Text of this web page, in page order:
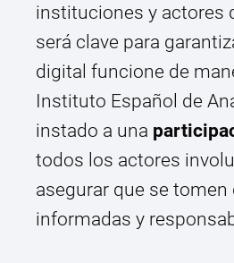
instituciones y actores
será clave para
digital funcione de
Instituto Español de
instado a una
todos los actores
asegurar que se
informadas y